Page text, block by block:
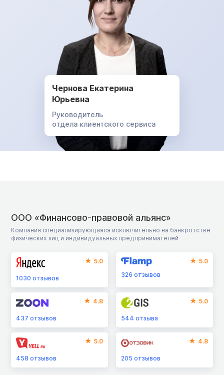
Чернова Екатерина
Юрьевна
Руководитель
отдела клиентского сервиса
ООО «Финансово-правовой альянс»
Компания специализирующаяся исключительно на банкротстве
физических лиц и индивидуальных предпринимателей
5.0
1030 отзывов
5.0
326отзывов
4.8
437 отзывов
5.0
544отзыва
5.0
458 отзывов
4.8
205отзывов